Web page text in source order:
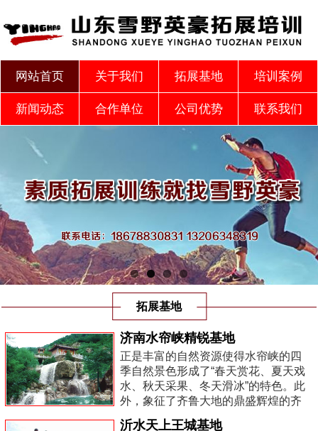
网站首页 关于我们 拓展基地 培训案例
新闻动态 合作单位 公司优势 联系我们
拓展基地
济南水帘峡精锐基地
正是丰富的自然资源使得水帘峡的四
季自然景色形成了“春天赏花、夏天戏
水、秋天采果、冬天滑冰”的特色。此
外，象征了齐鲁大地的鼎盛辉煌的齐
长城遗址和贯穿诸泉、剑柏的秦王李
沂水天上王城基地